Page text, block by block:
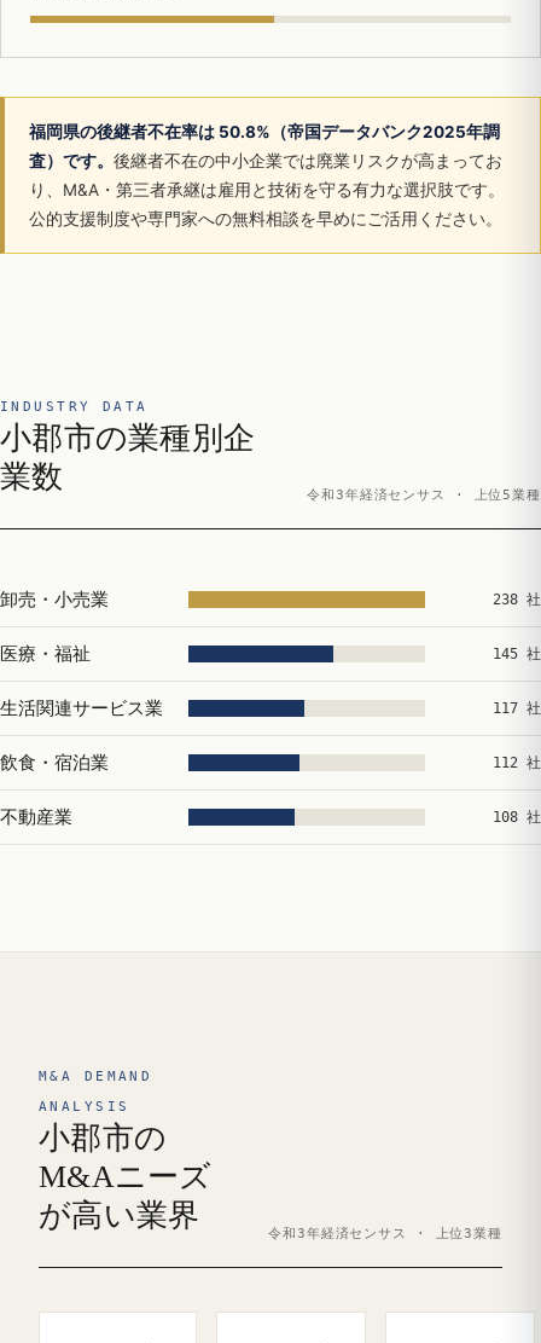
福岡県の後継者不在率は 50.8%（帝国データバンク2025年調
査）です。 後継者不在の中小企業では廃業リスクが高まってお
り、M&A・第三者承継は雇用と技術を守る有力な選択肢です。
公的支援制度や専門家への無料相談を早めにご活用ください。
INDUSTRY DATA
小郡市の業種別企
業数
令和3年経済センサス · 上位5業種
卸売・小売業 238 社
医療・福祉 145 社
生活関連サービス業 117 社
飲食・宿泊業 112 社
不動産業 108 社
M&A DEMAND
ANALYSIS
小郡市の
M&Aニーズ
が高い業界
令和3年経済センサス · 上位3業種